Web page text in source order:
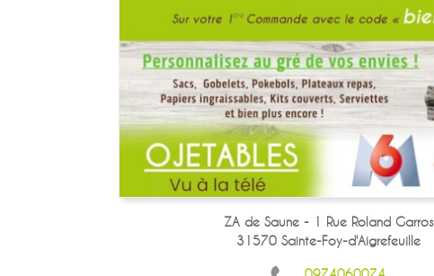
ZA de Saune - 1 Rue Roland Garros
31570 Sainte-Foy-d'Aigrefeuille